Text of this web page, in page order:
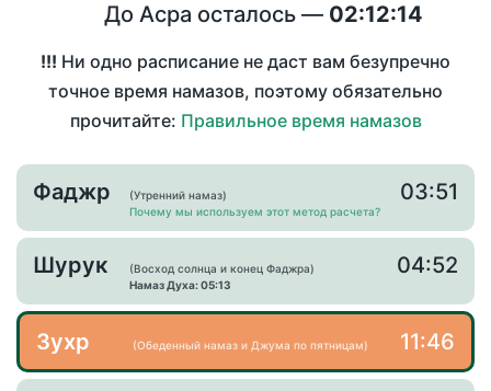
До Асра осталось — 02:12:14
!!! Ни одно расписание не даст вам безупречно
точное время намазов, поэтому обязательно
прочитайте: Правильное время намазов
Фаджр
(Утренний намаз)
Почему мы используем этот метод расчета?
03:51
Шурук
(Восход солнца и конец Фаджра)
Намаз Духа: 05:13
04:52
Зухр (Обеденный намаз и Джума по пятницам) 11:46